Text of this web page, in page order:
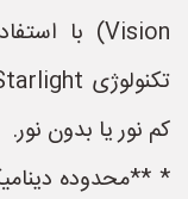
کم نور یا بدون نور.